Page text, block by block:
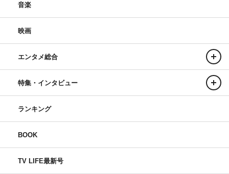
音楽
映画
エンタメ総合
特集・インタビュー
ランキング
BOOK
TV LIFE最新号